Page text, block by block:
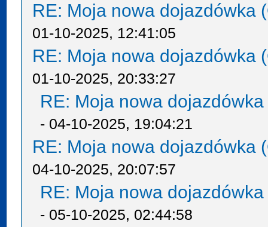
RE: Moja nowa dojazdówka
01-10-2025, 12:41:05
RE: Moja nowa dojazdówka
01-10-2025, 20:33:27
RE: Moja nowa
- 04-10-2025, 19:04:21
RE: Moja nowa dojazdówka
04-10-2025, 20:07:57
RE: Moja nowa
- 05-10-2025, 02:44:58